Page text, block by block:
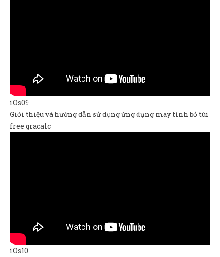
iOs09
Giới thiệu và hướng dẫn sử dụng ứng dụng máy tính bỏ túi
free gracalc
iOs10